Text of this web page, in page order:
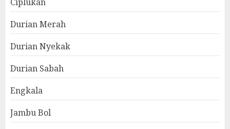
Durian Merah
Durian Nyekak
Durian Sabah
Engkala
Jambu Bol